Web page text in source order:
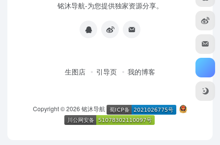
铭沐导航-为您提供独家资源分享。
生图店 引导页 我的博客
Copyright © 2026 铭沐导航